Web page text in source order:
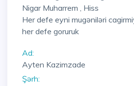
Nigar Muharrem , Hiss
Her defe eyni mugəniləri
her defe goruruk
Ad:
Ayten Kazimzade
Şərh: